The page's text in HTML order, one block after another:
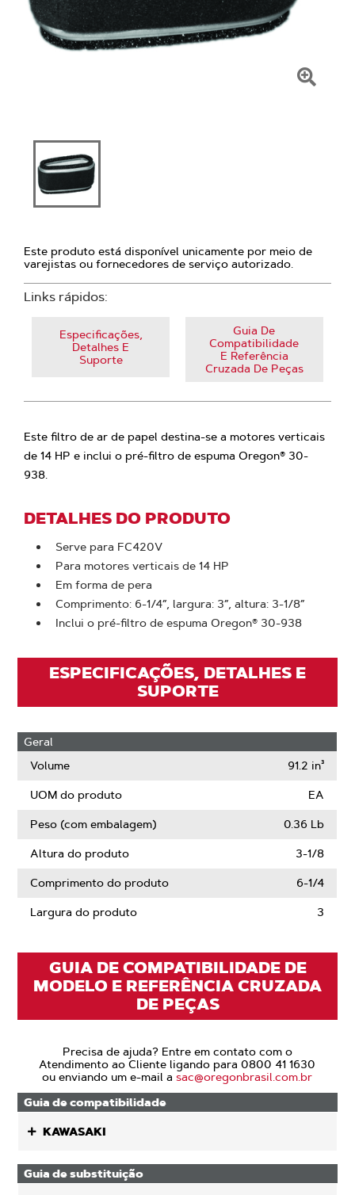
Este produto está disponível unicamente por meio de
varejistas ou fornecedores de serviço autorizado.
Links rápidos:
Especificações,
Detalhes E
Suporte
Guia De
Compatibilidade
E Referência
Cruzada De Peças
Este filtro de ar de papel destina-se a motores verticais
de 14 HP e inclui o pré-filtro de espuma Oregon® 30-
938.
DETALHES DO PRODUTO
Serve para FC420V
Para motores verticais de 14 HP
Em forma de pera
Comprimento: 6-1/4”, largura: 3”, altura: 3-1/8”
Inclui o pré-filtro de espuma Oregon® 30-938
ESPECIFICAÇÕES, DETALHES E
SUPORTE
Geral
Volume
91.2 in³
UOM do produto EA
Peso (com embalagem) 0.36 Lb
Altura do produto 3-1/8
Comprimento do produto 6-1/4
Largura do produto 3
GUIA DE COMPATIBILIDADE DE
MODELO E REFERÊNCIA CRUZADA
DE PEÇAS
Precisa de ajuda? Entre em contato com o
Atendimento ao Cliente ligando para 0800 41 1630
ou enviando um e-mail asac@oregonbrasil.com.br
Guia de compatibilidade
KAWASAKI
Guia de substituição